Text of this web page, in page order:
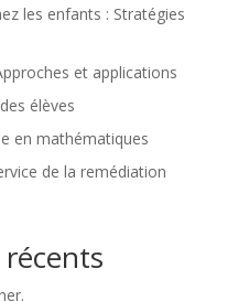
les enfants : Stratégies
et applications
élèves
en mathématiques
de la remédiation